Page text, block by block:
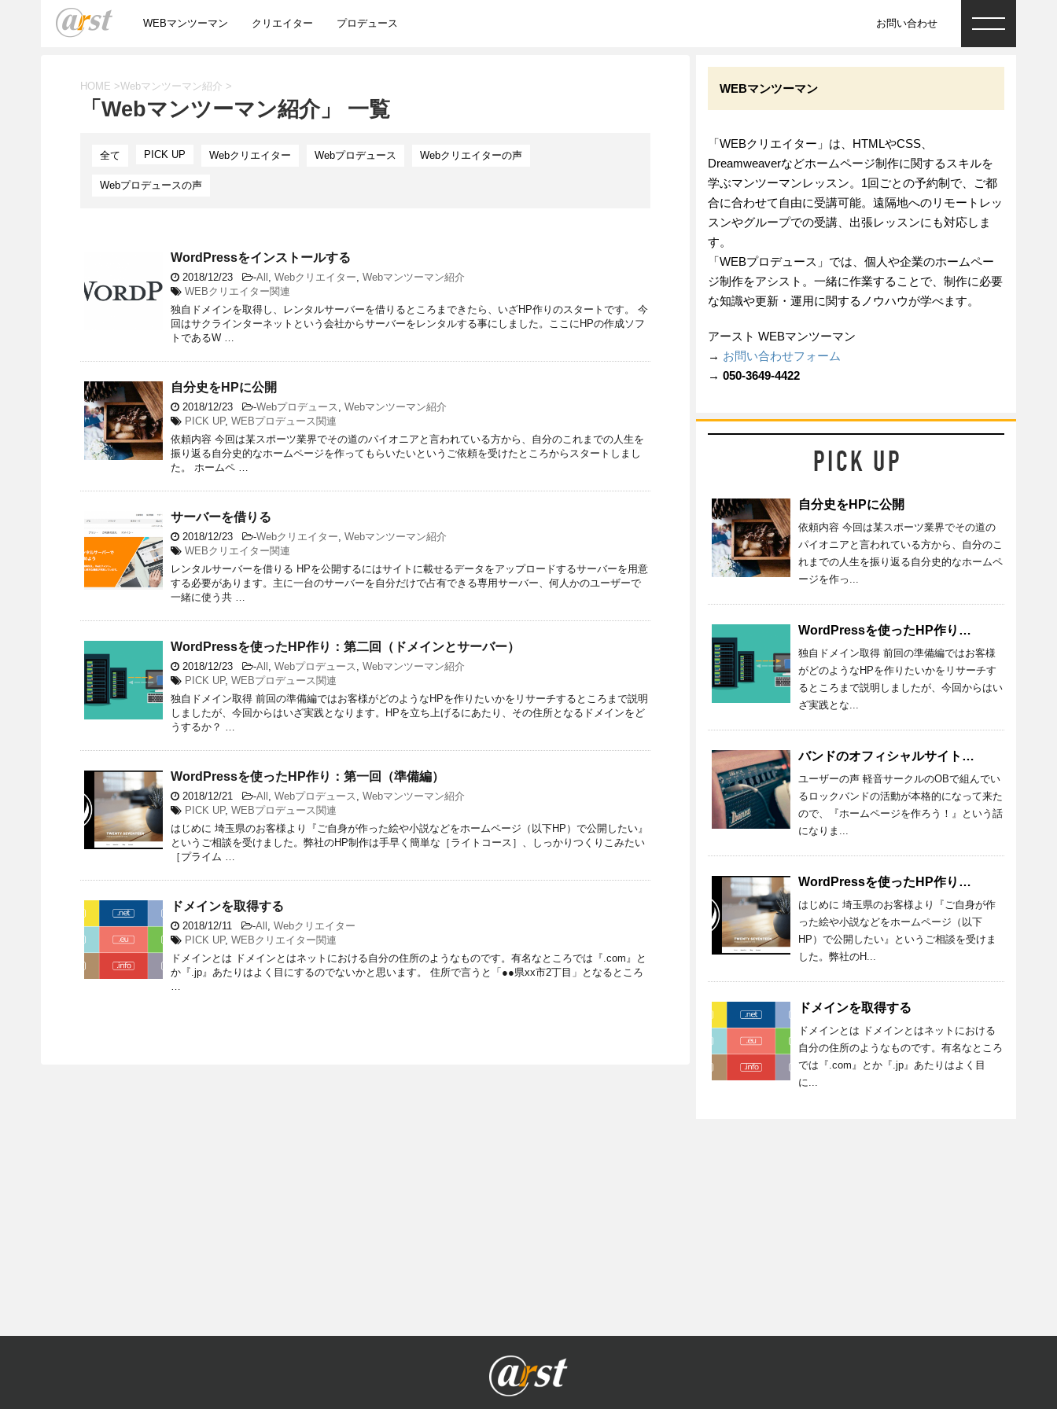
WEBマンツーマン クリエイター プロデュース お問い合わせ
HOME >Webマンツーマン紹介 >
「Webマンツーマン紹介」 一覧
全て PICK UP Webクリエイター Webプロデュース Webクリエイターの声
Webプロデュースの声
WordPressをインストールする
2018/12/23 -All , Webクリエイター, Webマンツーマン紹介
WEBクリエイター関連
独自ドメインを取得し、レンタルサーバーを借りるところまできたら、いざHP作りのスタートです。 今
回はサクラインターネットという会社からサーバーをレンタルする事にしました。ここにHPの作成ソフ
トであるW …
自分史をHPに公開
2018/12/23 -Webプロデュース , Webマンツーマン紹介
PICK UP, WEBプロデュース関連
依頼内容 今回は某スポーツ業界でその道のパイオニアと言われている方から、自分のこれまでの人生を
振り返る自分史的なホームページを作ってもらいたいというご依頼を受けたところからスタートしまし
た。 ホームペ …
サーバーを借りる
2018/12/23 -Webクリエイター, Webマンツーマン紹介
WEBクリエイター関連
レンタルサーバーを借りる HPを公開するにはサイトに載せるデータをアップロードするサーバーを用意
する必要があります。主に一台のサーバーを自分だけで占有できる専用サーバー、何人かのユーザーで
一緒に使う共 …
WordPressを使ったHP作り：第二回（ドメインとサーバー）
2018/12/23 -All , Webプロデュース , Webマンツーマン紹介
PICK UP, WEBプロデュース関連
独自ドメイン取得 前回の準備編ではお客様がどのようなHPを作りたいかをリサーチするところまで説明
しましたが、今回からはいざ実践となります。HPを立ち上げるにあたり、その住所となるドメインをど
うするか？ …
WordPressを使ったHP作り：第一回（準備編）
2018/12/21 -All , Webプロデュース , Webマンツーマン紹介
PICK UP, WEBプロデュース関連
はじめに 埼玉県のお客様より『ご自身が作った絵や小説などをホームページ（以下HP）で公開したい』
というご相談を受けました。弊社のHP制作は手早く簡単な［ライトコース］、しっかりつくりこみたい
［プライム …
ドメインを取得する
2018/12/11 -All , Webクリエイター
PICK UP, WEBクリエイター関連
ドメインとは ドメインとはネットにおける自分の住所のようなものです。有名なところでは『.com』と
か『.jp』あたりはよく目にするのでないかと思います。 住所で言うと「●●県xx市2丁目」となるところ
…
WEBマンツーマン
「WEBクリエイター」は、HTMLやCSS、
Dreamweaverなどホームページ制作に関するスキルを
学ぶマンツーマンレッスン。1回ごとの予約制で、ご都
合に合わせて自由に受講可能。遠隔地へのリモートレッ
スンやグループでの受講、出張レッスンにも対応しま
す。
「WEBプロデュース」では、個人や企業のホームペー
ジ制作をアシスト。一緒に作業することで、制作に必要
な知識や更新・運用に関するノウハウが学べます。
アースト WEBマンツーマン
→ お問い合わせフォーム
→ 050-3649-4422
自分史をHPに公開
依頼内容 今回は某スポーツ業界でその道の
パイオニアと言われている方から、自分のこ
れまでの人生を振り返る自分史的なホームペ
ージを作っ...
WordPressを使ったHP作り：第二回（ドメインとサーバー）
独自ドメイン取得 前回の準備編ではお客様
がどのようなHPを作りたいかをリサーチす
るところまで説明しましたが、今回からはい
ざ実践とな...
バンドのオフィシャルサイトを作ってほしい
ユーザーの声 軽音サークルのOBで組んでい
るロックバンドの活動が本格的になって来た
ので、『ホームページを作ろう！』という話
になりま...
WordPressを使ったHP作り：第一回（準備編）
はじめに 埼玉県のお客様より『ご自身が作
った絵や小説などをホームページ（以下
HP）で公開したい』というご相談を受けま
した。弊社のH...
ドメインを取得する
ドメインとは ドメインとはネットにおける
自分の住所のようなものです。有名なところ
では『.com』とか『.jp』あたりはよく目
に...